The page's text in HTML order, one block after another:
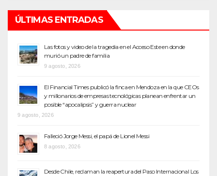
ÚLTIMAS ENTRADAS
Las fotos y video de la tragedia en el Acceso Este en donde
murió un padre de familia
9 agosto, 2026
El Financial Times publicó la finca en Mendoza en la que CEOs
y millonarios de empresas tecnológicas planean enfrentar un
posible “apocalipsis” y guerra nuclear
9 agosto, 2026
Falleció Jorge Messi, el papá de Lionel Messi
8 agosto, 2026
Desde Chile, reclaman la reapertura del Paso Internacional Los